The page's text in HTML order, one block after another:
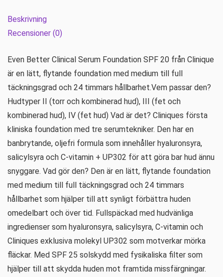
Beskrivning
Recensioner (0)
Even Better Clinical Serum Foundation SPF 20 från Clinique
är en lätt, flytande foundation med medium till full
täckningsgrad och 24 timmars hållbarhet.Vem passar den?
Hudtyper II (torr och kombinerad hud), III (fet och
kombinerad hud), IV (fet hud) Vad är det? Cliniques första
kliniska foundation med tre serumtekniker. Den har en
banbrytande, oljefri formula som innehåller hyaluronsyra,
salicylsyra och C-vitamin + UP302 för att göra bar hud ännu
snyggare. Vad gör den? Den är en lätt, flytande foundation
med medium till full täckningsgrad och 24 timmars
hållbarhet som hjälper till att synligt förbättra huden
omedelbart och över tid. Fullspäckad med hudvänliga
ingredienser som hyaluronsyra, salicylsyra, C-vitamin och
Cliniques exklusiva molekyl UP302 som motverkar mörka
fläckar. Med SPF 25 solskydd med fysikaliska filter som
hjälper till att skydda huden mot framtida missfärgningar.